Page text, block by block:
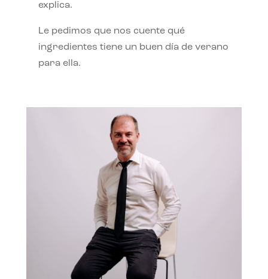
explica.
Le pedimos que nos cuente qué
ingredientes tiene un buen día de verano
para ella.